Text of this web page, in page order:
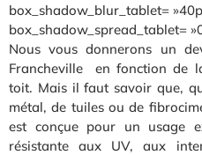
box_shadow_blur_tablet=
box_shadow_spread_tablet=
Nous vous donnerons un
Francheville en fonction de
toit. Mais il faut savoir que,
métal, de tuiles ou de
est conçue pour un usage
résistante aux UV, aux